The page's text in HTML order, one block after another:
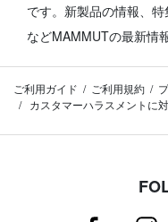
です。 新製品の情報、
などMAMMUTの最新情
ご利用ガイド ご利用規約
カスタマーハラスメントに